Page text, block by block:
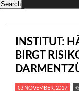
INSTITUT:
BIRGT
03 NOVEMBER, 2017